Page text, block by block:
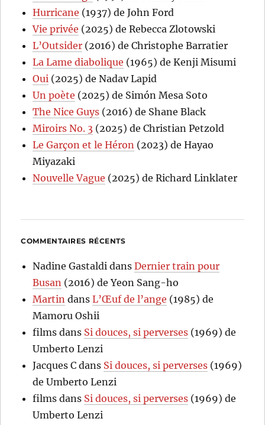
Hurricane (1937) de John Ford
Vie privée (2025) de Rebecca Zlotowski
L’Outsider (2016) de Christophe Barratier
La Lame diabolique (1965) de Kenji Misumi
Oui (2025) de Nadav Lapid
Un poète (2025) de Simón Mesa Soto
The Nice Guys (2016) de Shane Black
Miroirs No. 3 (2025) de Christian Petzold
Le Garçon et le Héron (2023) de Hayao
Miyazaki
Nouvelle Vague (2025) de Richard Linklater
COMMENTAIRES RÉCENTS
Nadine Gastaldi dansDernier train pour
Busan (2016) de Yeon Sang-ho
Martin dansL’Œuf de l’ange (1985) de
Mamoru Oshii
films dans Si douces, si perverses (1969) de
Umberto Lenzi
Jacques C dans Si douces, si perverses (1969)
de Umberto Lenzi
films dans Si douces, si perverses (1969) de
Umberto Lenzi